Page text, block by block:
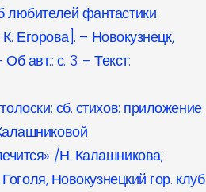
любителей фантастики
К. Егорова]. – Новокузнецк,
авт.: с. 3. – Текст:
сб. стихов: приложение
/Н. Калашникова;
Новокузнецкий гор. клуб